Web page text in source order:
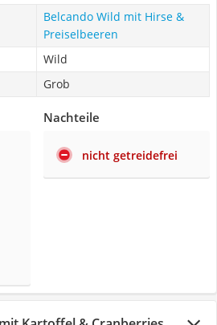
Belcando Wild mit Hirse &
Preiselbeeren
Wild
Grob
Nachteile
nicht getreidefrei